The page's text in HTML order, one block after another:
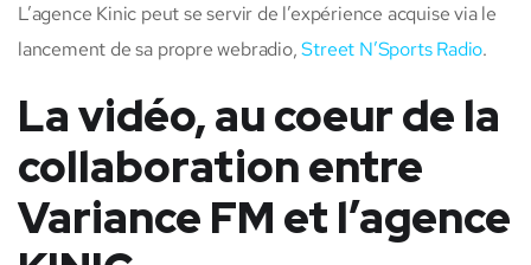
L’agence Kinic peut se servir de l’expérience acquise via le
lancement de sa propre webradio,Street N’Sports Radio.
La vidéo, au coeur de la
collaboration entre
Variance FM et l’agence